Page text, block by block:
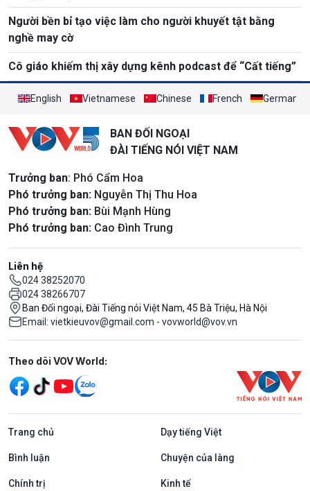
Người bền bỉ tạo việc làm cho người khuyết tật bằng
nghề may cờ
Cô giáo khiếm thị xây dựng kênh podcast để “Cất tiếng”
English Vietnamese Chinese French German
BAN ĐỐI NGOẠI
ĐÀI TIẾNG NÓI VIỆT NAM
Trưởng ban: Phó Cẩm Hoa
Phó trưởng ban: Nguyễn Thị Thu Hoa
Phó trưởng ban: Bùi Mạnh Hùng
Phó trưởng ban: Cao Đình Trung
Liên hệ
024 38252070
024 38266707
Ban Đối ngoại, Đài Tiếng nói Việt Nam, 45 Bà Triệu, Hà Nội
Email: vietkieuvov@gmail.com - vovworld@vov.vn
Mạng xã hội
Theo dõi VOV World:
Trang chủ Dạy tiếng Việt
Bình luận Chuyện của làng
Chính trị Kinh tế